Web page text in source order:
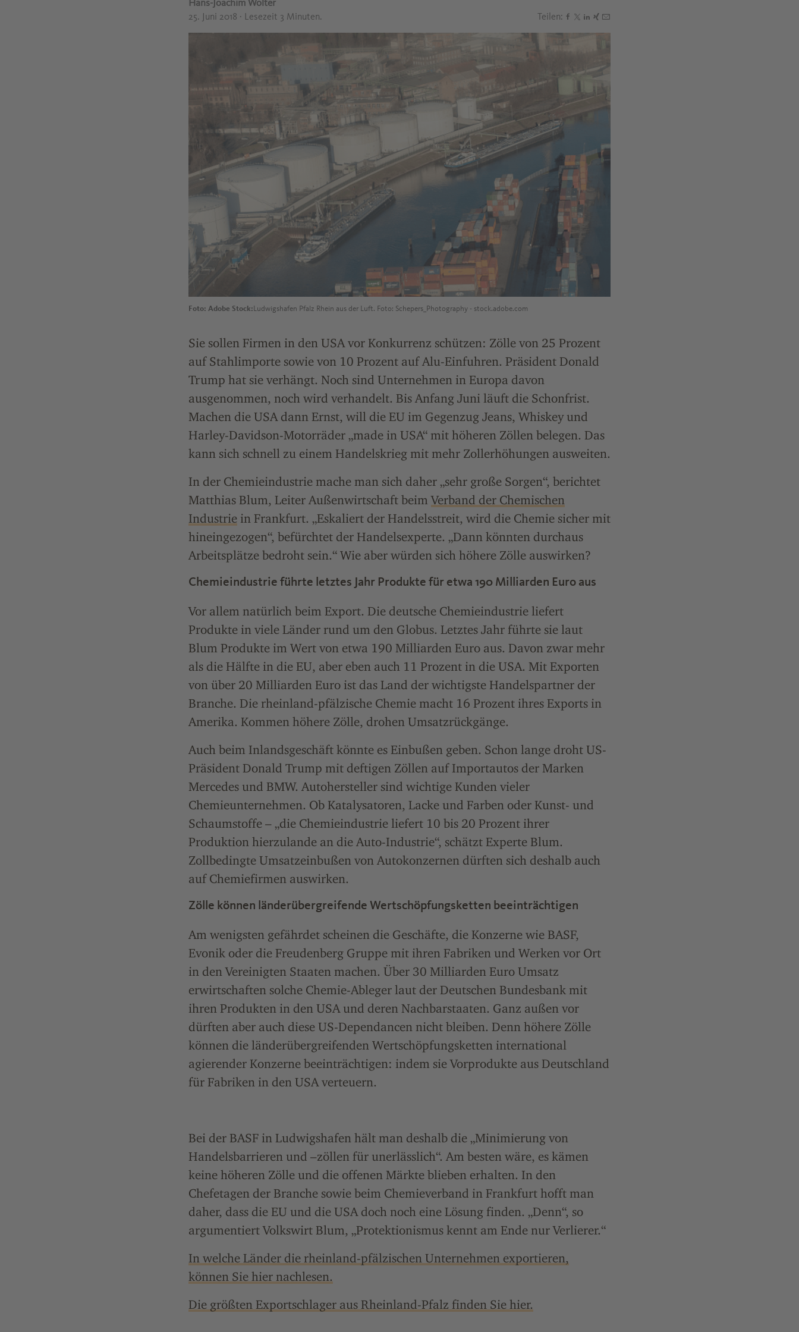
Hans-Joachim Wolter
25. Juni 2018 · Lesezeit 3 Minuten. Teilen: Den Beitrag "Wie Strafzölle der Chemieindustrie
Den Beitrag "Wie Strafzölle der Chemieindustrie
Den Beitrag "Wie Strafzölle der Chemieindustrie
Den Beitrag "Wie Strafzölle der
Den Beitrag "Wie Strafzölle der
Foto: Adobe Stock:Ludwigshafen Pfalz Rhein aus der Luft. Foto: Schepers_Photography - stock.adobe.com
Sie sollen Firmen in den USA vor Konkurrenz schützen: Zölle von 25 Prozent
auf Stahlimporte sowie von 10 Prozent auf Alu-Einfuhren. Präsident Donald
Trump hat sie verhängt. Noch sind Unternehmen in Europa davon
ausgenommen, noch wird verhandelt. Bis Anfang Juni läuft die Schonfrist.
Machen die USA dann Ernst, will die EU im Gegenzug Jeans, Whiskey und
Harley-Davidson-Motorräder „made in USA“ mit höheren Zöllen belegen. Das
kann sich schnell zu einem Handelskrieg mit mehr Zollerhöhungen ausweiten.
In der Chemieindustrie mache man sich daher „sehr große Sorgen“, berichtet
Matthias Blum, Leiter Außenwirtschaft beimVerband der Chemischen
Industriein Frankfurt. „Eskaliert der Handelsstreit, wird die Chemie sicher mit
hineingezogen“, befürchtet der Handelsexperte. „Dann könnten durchaus
Arbeitsplätze bedroht sein.“ Wie aber würden sich höhere Zölle auswirken?
Chemieindustrie führte letztes Jahr Produkte für etwa 190 Milliarden Euro aus
Vor allem natürlich beim Export. Die deutsche Chemieindustrie liefert
Produkte in viele Länder rund um den Globus. Letztes Jahr führte sie laut
Blum Produkte im Wert von etwa 190 Milliarden Euro aus. Davon zwar mehr
als die Hälfte in die EU, aber eben auch 11 Prozent in die USA. Mit Exporten
von über 20 Milliarden Euro ist das Land der wichtigste Handelspartner der
Branche. Die rheinland-pfälzische Chemie macht 16 Prozent ihres Exports in
Amerika. Kommen höhere Zölle, drohen Umsatzrückgänge.
Auch beim Inlandsgeschäft könnte es Einbußen geben. Schon lange droht US-
Präsident Donald Trump mit deftigen Zöllen auf Importautos der Marken
Mercedes und BMW. Autohersteller sind wichtige Kunden vieler
Chemieunternehmen. Ob Katalysatoren, Lacke und Farben oder Kunst- und
Schaumstoffe – „die Chemieindustrie liefert 10 bis 20 Prozent ihrer
Produktion hierzulande an die Auto-Industrie“, schätzt Experte Blum.
Zollbedingte Umsatzeinbußen von Autokonzernen dürften sich deshalb auch
auf Chemiefirmen auswirken.
Zölle können länderübergreifende Wertschöpfungsketten beeinträchtigen
Am wenigsten gefährdet scheinen die Geschäfte, die Konzerne wie BASF,
Evonik oder die Freudenberg Gruppe mit ihren Fabriken und Werken vor Ort
in den Vereinigten Staaten machen. Über 30 Milliarden Euro Umsatz
erwirtschaften solche Chemie-Ableger laut der Deutschen Bundesbank mit
ihren Produkten in den USA und deren Nachbarstaaten. Ganz außen vor
dürften aber auch diese US-Dependancen nicht bleiben. Denn höhere Zölle
können die länderübergreifenden Wertschöpfungsketten international
agierender Konzerne beeinträchtigen: indem sie Vorprodukte aus Deutschland
für Fabriken in den USA verteuern.
Bei der BASF in Ludwigshafen hält man deshalb die „Minimierung von
Handelsbarrieren und –zöllen für unerlässlich“. Am besten wäre, es kämen
keine höheren Zölle und die offenen Märkte blieben erhalten. In den
Chefetagen der Branche sowie beim Chemieverband in Frankfurt hofft man
daher, dass die EU und die USA doch noch eine Lösung finden. „Denn“, so
argumentiert Volkswirt Blum, „Protektionismus kennt am Ende nur Verlierer.“
In welche Länder die rheinland-pfälzischen Unternehmen exportieren,
können Sie hier nachlesen.
Die größten Exportschlager aus Rheinland-Pfalz finden Sie hier.